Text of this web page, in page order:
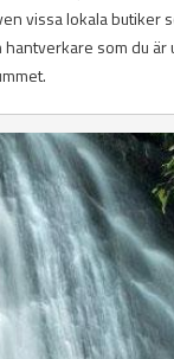
vissa lokala butiker
som du är